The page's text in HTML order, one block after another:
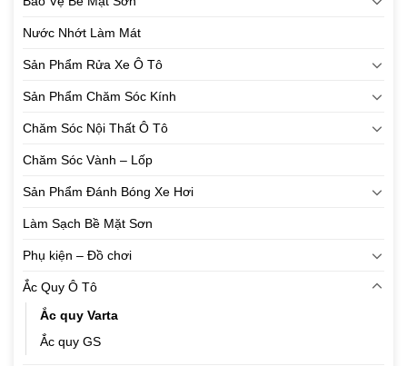
Nước Nhớt Làm Mát
Sản Phẩm Rửa Xe Ô Tô
Sản Phẩm Chăm Sóc Kính
Chăm Sóc Nội Thất Ô Tô
Chăm Sóc Vành – Lốp
Sản Phẩm Đánh Bóng Xe Hơi
Làm Sạch Bề Mặt Sơn
Phụ kiện – Đồ chơi
Ắc Quy Ô Tô
Ắc quy Varta
Ắc quy GS